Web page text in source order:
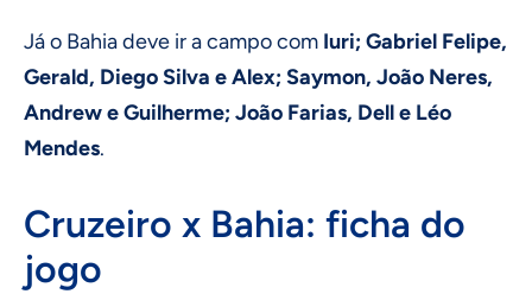
Já o Bahia deve ir a campo com Iuri; Gabriel Felipe,
Gerald, Diego Silva e Alex; Saymon, João Neres,
Andrew e Guilherme; João Farias, Dell e Léo
Mendes.
Cruzeiro x Bahia: ficha do
jogo